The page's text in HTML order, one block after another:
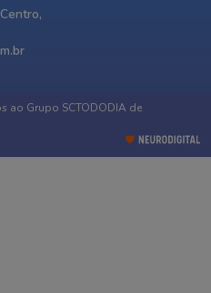
ao Grupo SCTODODIA de